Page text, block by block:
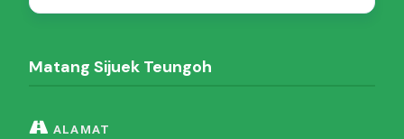
Matang Sijuek Teungoh
ALAMAT